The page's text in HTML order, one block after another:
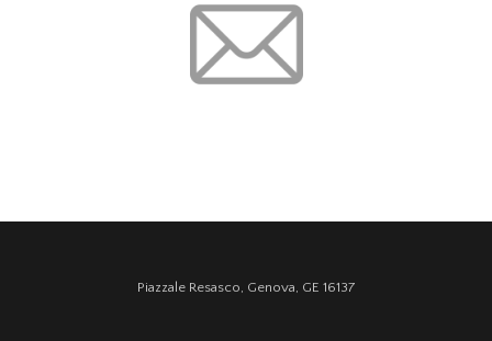
Piazzale Resasco, Genova, GE 16137